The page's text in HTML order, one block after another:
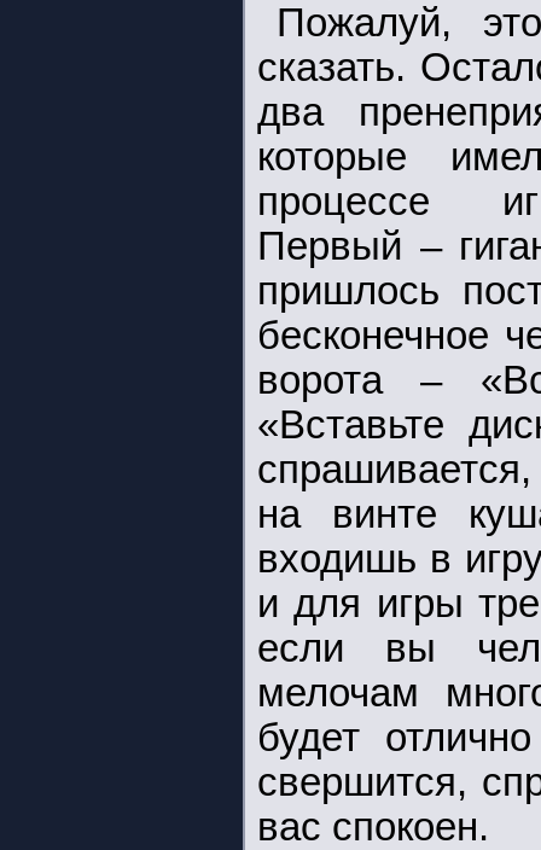
Пожалуй,
сказать.
два
которые
процессе
Первый –
пришлось
бесконечное
ворота –
«Вставьте
на винте
входишь в
и для игры
если вы
мелочам
будет
свершится,
вас спокоен.